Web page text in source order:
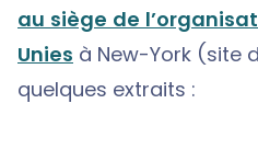
au siège de
Unies à New-York (site
quelques extraits :